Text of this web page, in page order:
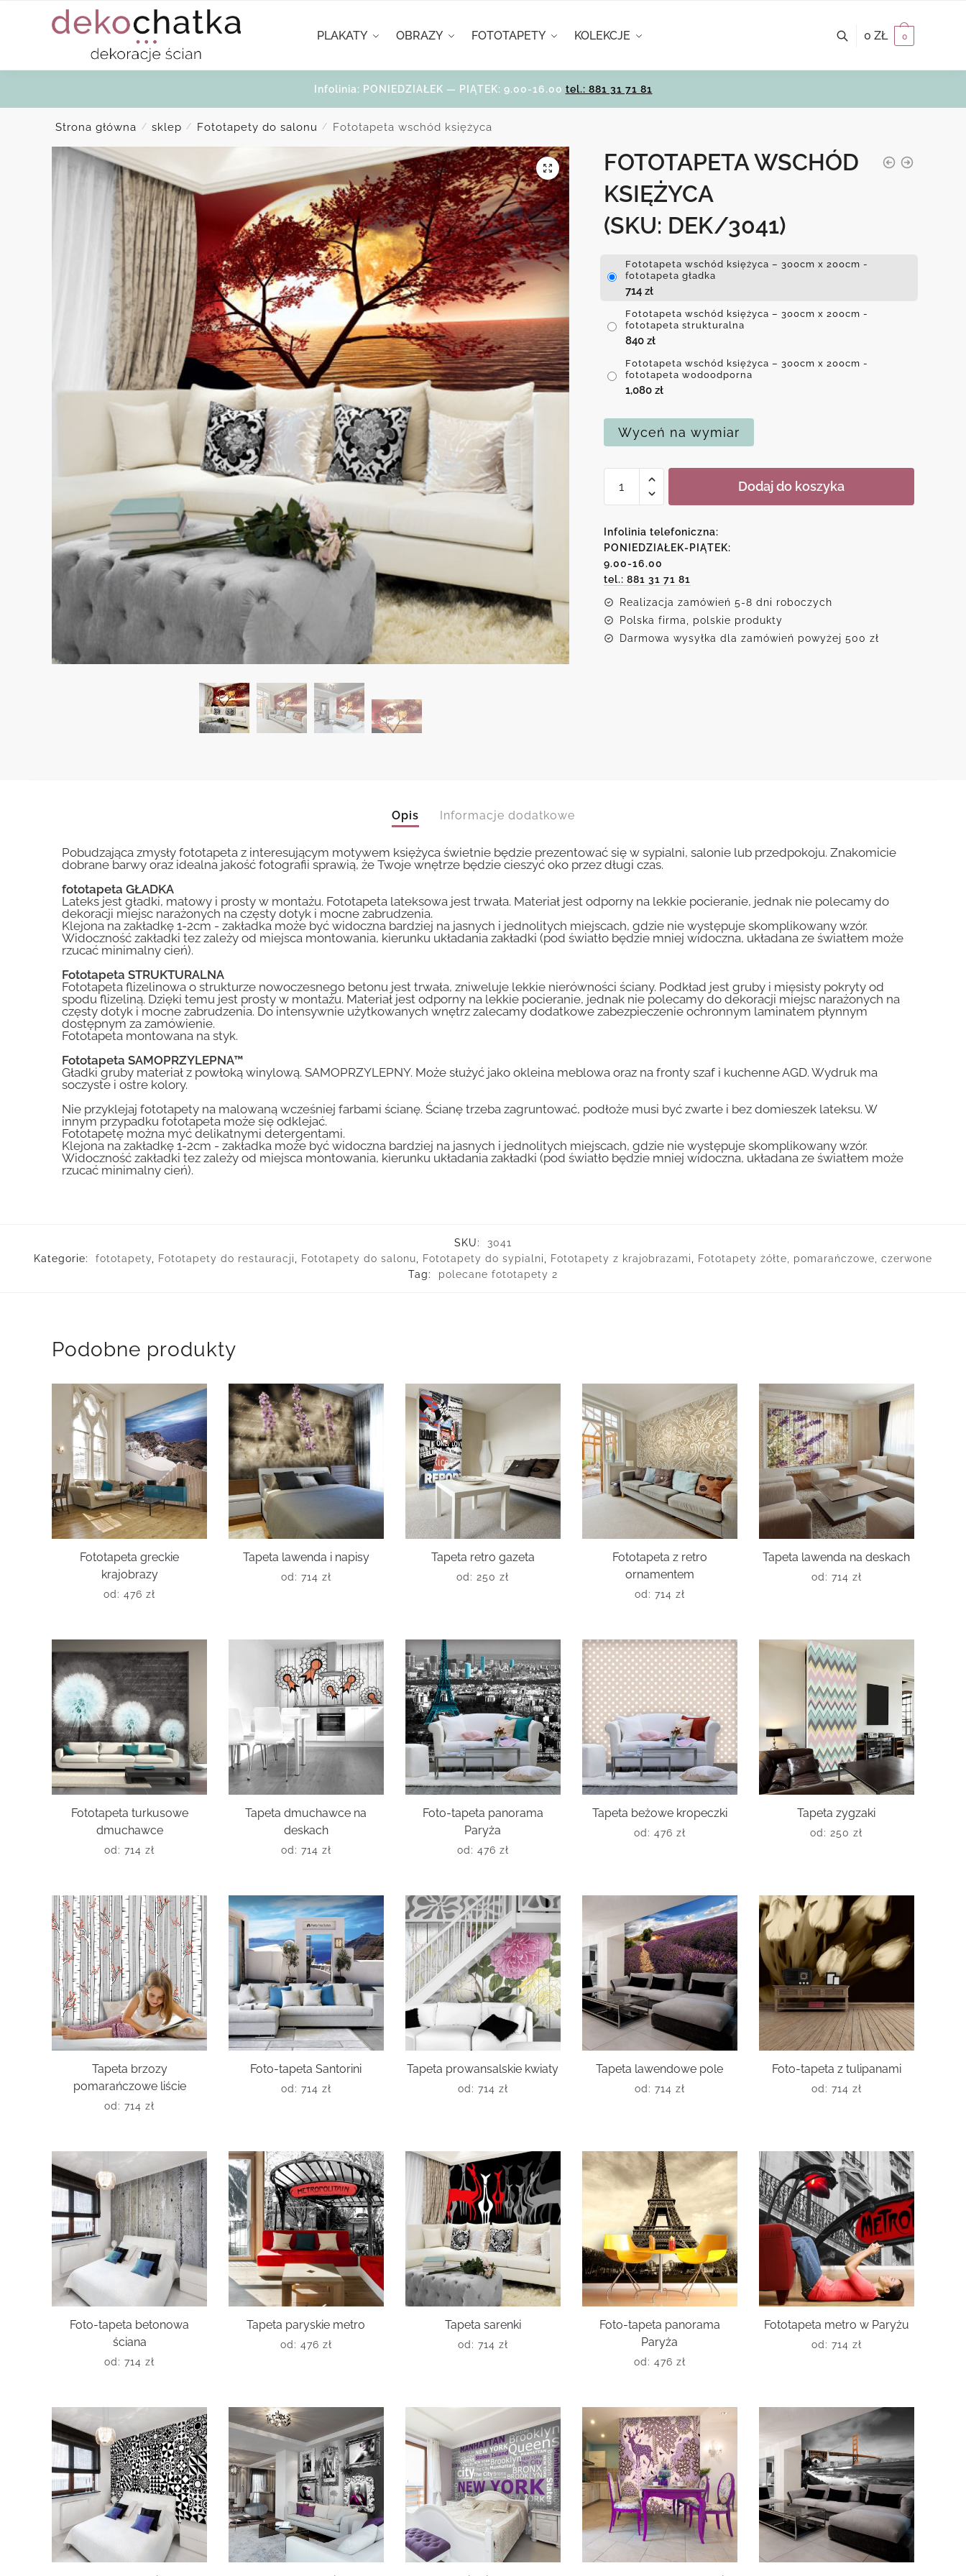
PLAKATY OBRAZY FOTOTAPETY KOLEKCJE 0 ZŁ 0
Infolinia: PONIEDZIAŁEK — PIĄTEK: 9.00-16.00 tel.: 881 31 71 81
Strona główna / sklep / Fototapety do salonu / Fototapeta wschód księżyca
FOTOTAPETA WSCHÓD
KSIĘŻYCA
(SKU: DEK/3041)
Fototapeta wschód księżyca – 300cm x 200cm -
fototapeta gładka
714 zł
Fototapeta wschód księżyca – 300cm x 200cm -
fototapeta strukturalna
840 zł
Fototapeta wschód księżyca – 300cm x 200cm -
fototapeta wodoodporna
1,080 zł
Wyceń na wymiar
Fototapeta
księżyca
Dodaj do koszyka
Infolinia telefoniczna:
PONIEDZIAŁEK-PIĄTEK:
9.00-16.00
tel.: 881 31 71 81
Realizacja zamówień 5-8 dni roboczych
Polska firma, polskie produkty
Darmowa wysyłka dla zamówień powyżej 500 zł
Opis Informacje dodatkowe
Pobudzająca zmysły fototapeta z interesującym motywem księżyca świetnie będzie prezentować się w sypialni, salonie lub przedpokoju. Znakomicie
dobrane barwy oraz idealna jakość fotografii sprawią, że Twoje wnętrze będzie cieszyć oko przez długi czas.
fototapeta GŁADKA
Lateks jest gładki, matowy i prosty w montażu. Fototapeta lateksowa jest trwała. Materiał jest odporny na lekkie pocieranie, jednak nie polecamy do
dekoracji miejsc narażonych na częsty dotyk i mocne zabrudzenia.
Klejona na zakładkę 1-2cm - zakładka może być widoczna bardziej na jasnych i jednolitych miejscach, gdzie nie występuje skomplikowany wzór.
Widoczność zakładki tez zależy od miejsca montowania, kierunku układania zakładki (pod światło będzie mniej widoczna, układana ze światłem może
rzucać minimalny cień).
Fototapeta STRUKTURALNA
Fototapeta flizelinowa o strukturze nowoczesnego betonu jest trwała, zniweluje lekkie nierówności ściany. Podkład jest gruby i mięsisty pokryty od
spodu flizeliną. Dzięki temu jest prosty w montażu. Materiał jest odporny na lekkie pocieranie, jednak nie polecamy do dekoracji miejsc narażonych na
częsty dotyk i mocne zabrudzenia. Do intensywnie użytkowanych wnętrz zalecamy dodatkowe zabezpieczenie ochronnym laminatem płynnym
dostępnym za zamówienie.
Fototapeta montowana na styk.
Fototapeta SAMOPRZYLEPNA™
Gładki gruby materiał z powłoką winylową. SAMOPRZYLEPNY. Może służyć jako okleina meblowa oraz na fronty szaf i kuchenne AGD. Wydruk ma
soczyste i ostre kolory.
Nie przyklejaj fototapety na malowaną wcześniej farbami ścianę. Ścianę trzeba zagruntować, podłoże musi być zwarte i bez domieszek lateksu. W
innym przypadku fototapeta może się odklejać.
Fototapetę można myć delikatnymi detergentami.
Klejona na zakładkę 1-2cm - zakładka może być widoczna bardziej na jasnych i jednolitych miejscach, gdzie nie występuje skomplikowany wzór.
Widoczność zakładki tez zależy od miejsca montowania, kierunku układania zakładki (pod światło będzie mniej widoczna, układana ze światłem może
rzucać minimalny cień).
SKU:
3041
Kategorie:
fototapety, Fototapety do restauracji, Fototapety do salonu, Fototapety do sypialni, Fototapety z krajobrazami, Fototapety żółte, pomarańczowe, czerwone
Tag:
polecane fototapety 2
Podobne produkty
Fototapeta greckie
krajobrazy
od: 476 zł
Tapeta lawenda i napisy
od: 714 zł
Tapeta retro gazeta
od: 250zł
Fototapeta z retro
ornamentem
od: 714 zł
Tapeta lawenda na deskach
od: 714 zł
Fototapeta turkusowe
dmuchawce
od: 714 zł
Tapeta dmuchawce na
deskach
od: 714 zł
Foto-tapeta panorama
Paryża
od: 476 zł
Tapeta beżowe kropeczki
od: 476 zł
Tapeta zygzaki
od: 250zł
Tapeta brzozy
pomarańczowe liście
od: 714 zł
Foto-tapeta Santorini
od: 714 zł
Tapeta prowansalskie kwiaty
od: 714 zł
Tapeta lawendowe pole
od: 714 zł
Foto-tapeta z tulipanami
od: 714 zł
Foto-tapeta betonowa
ściana
od: 714 zł
Tapeta paryskie metro
od: 476 zł
Tapeta sarenki
od: 714 zł
Foto-tapeta panorama
Paryża
od: 476 zł
Fototapeta metro w Paryżu
od: 714 zł